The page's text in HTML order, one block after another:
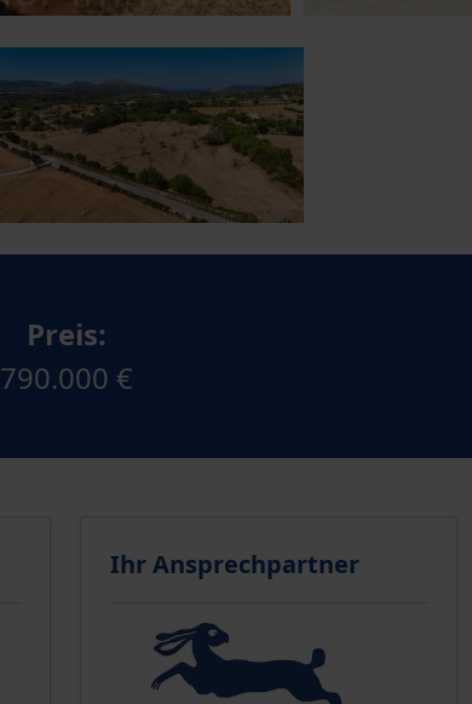
Preis:
790.000 €
Ihr Ansprechpartner
Auswahl erlauben:
Arten zugelassen die Sie in den Checkboxen
haben.
Nur notwendiges zulassen:
Es werden nur die technisch notwendigen
Cookie-Details